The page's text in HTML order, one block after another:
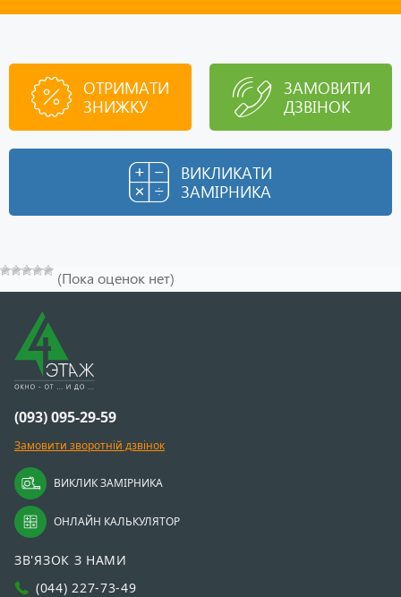
ОТРИМАТИ
ЗНИЖКУ
ЗАМОВИТИ
ДЗВІНОК
ВИКЛИКАТИ
ЗАМІРНИКА
(Пока оценок нет)
(093) 095-29-59
Замовити зворотній дзвінок
ВИКЛИК ЗАМІРНИКА
ОНЛАЙН КАЛЬКУЛЯТОР
ЗВ'ЯЗОК З НАМИ
(044) 227-73-49